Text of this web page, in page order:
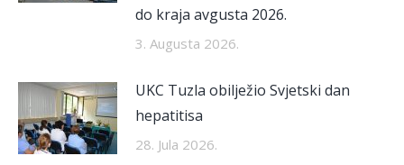
do kraja avgusta 2026.
3. Augusta 2026.
UKC Tuzla obilježio Svjetski dan
hepatitisa
28. Jula 2026.